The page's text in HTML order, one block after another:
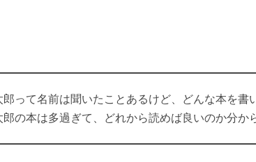
郎って名前は聞いたことあるけど、どんな本を書
郎の本は多過ぎて、どれから読めば良いのか分か